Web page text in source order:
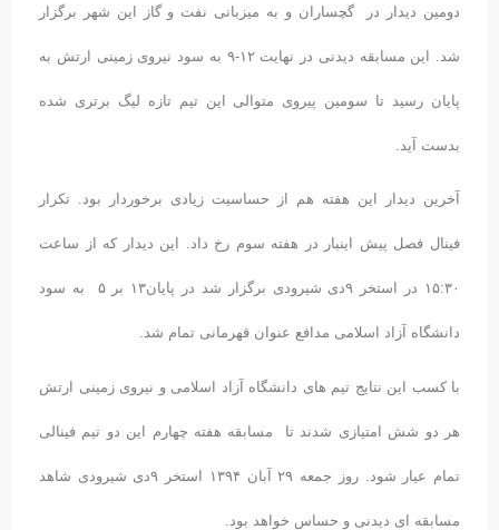
دومین دیدار در گچساران و به میزبانی نفت و گاز این شهر برگزار
شد. این مسابقه دیدنی در نهایت ۱۲-۹ به سود نیروی زمینی ارتش به
پایان رسید تا سومین پیروی متوالی این تیم تازه لیگ برتری شده
بدست آید.
آخرین دیدار این هفته هم از حساسیت زیادی برخوردار بود. تکرار
فینال فصل پیش اینبار در هفته سوم رخ داد. این دیدار که از ساعت
۱۵:۳۰ در استخر ۹دی شیرودی برگزار شد در پایان۱۳ بر ۵ به سود
دانشگاه آزاد اسلامی مدافع عنوان قهرمانی تمام شد.
با کسب این نتایج تیم های دانشگاه آزاد اسلامی و نیروی زمینی ارتش
هر دو شش امتیازی شدند تا مسابقه هفته چهارم این دو تیم فینالی
تمام عیار شود. روز جمعه ۲۹ آبان ۱۳۹۴ استخر ۹دی شیرودی شاهد
مسابقه ای دیدنی و حساس خواهد بود.